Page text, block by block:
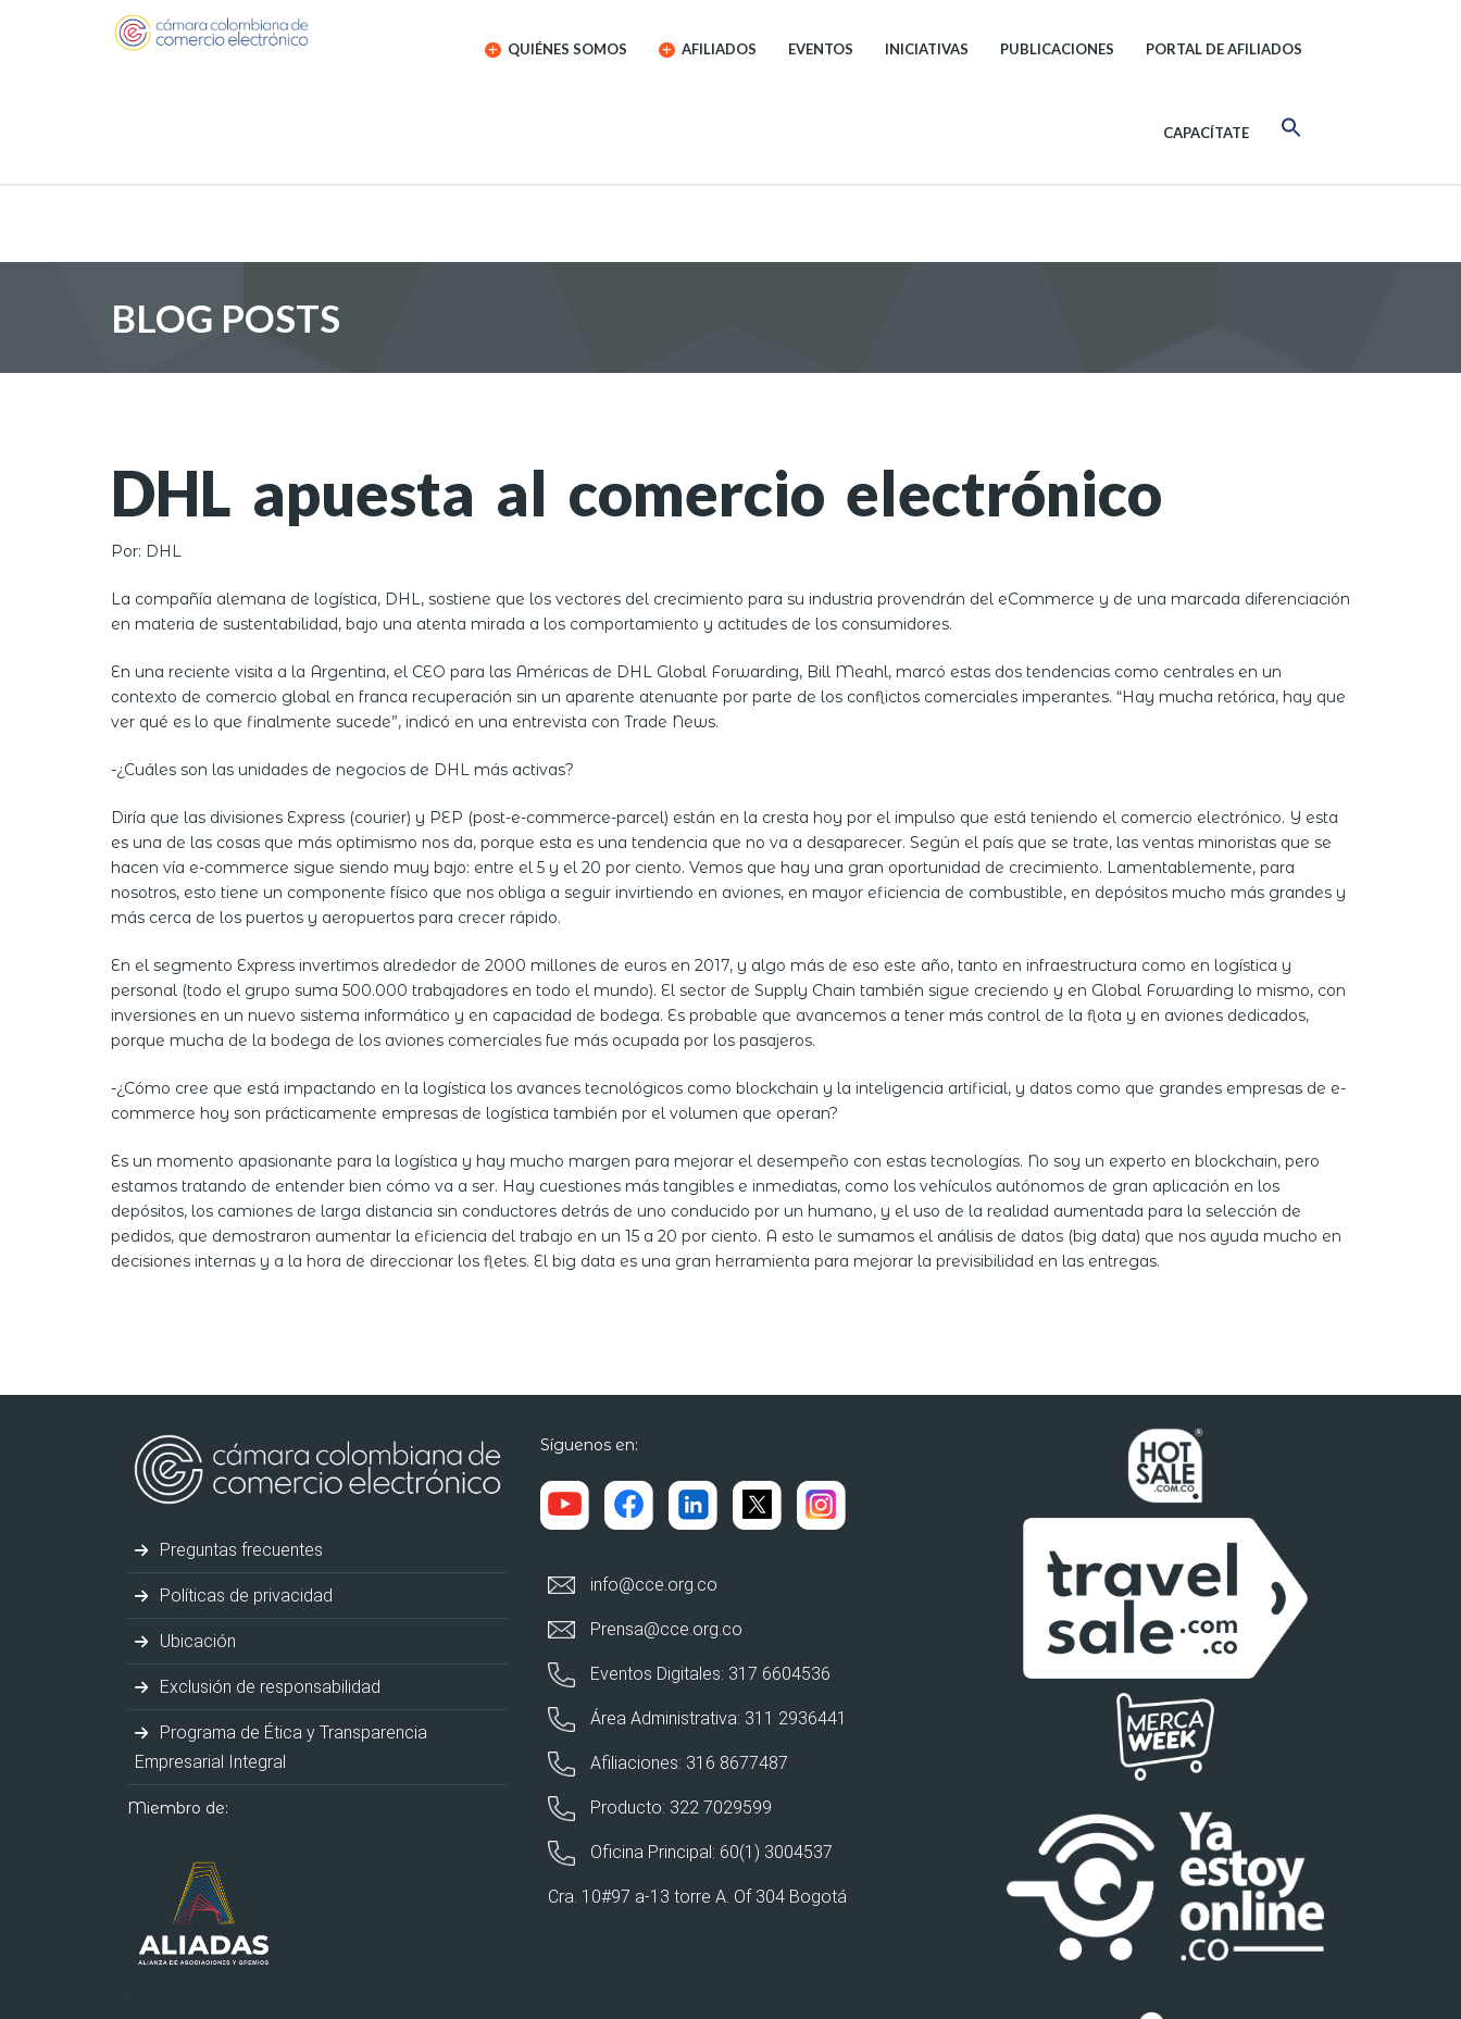
QUIÉNES SOMOS AFILIADOS EVENTOS INICIATIVAS PUBLICACIONES PORTAL DE AFILIADOS
CAPACÍTATE
BLOG POSTS
DHL apuesta al comercio electrónico
Por: DHL
La compañía alemana de logística, DHL, sostiene que los vectores del crecimiento para su industria provendrán del eCommerce y de una marcada diferenciación
en materia de sustentabilidad, bajo una atenta mirada a los comportamiento y actitudes de los consumidores.
En una reciente visita a la Argentina, el CEO para las Américas de DHL Global Forwarding, Bill Meahl, marcó estas dos tendencias como centrales en un
contexto de comercio global en franca recuperación sin un aparente atenuante por parte de los conflictos comerciales imperantes. “Hay mucha retórica, hay que
ver qué es lo que finalmente sucede”, indicó en una entrevista con Trade News.
-¿Cuáles son las unidades de negocios de DHL más activas?
Diría que las divisiones Express (courier) y PEP (post-e-commerce-parcel) están en la cresta hoy por el impulso que está teniendo el comercio electrónico. Y esta
es una de las cosas que más optimismo nos da, porque esta es una tendencia que no va a desaparecer. Según el país que se trate, las ventas minoristas que se
hacen vía e-commerce sigue siendo muy bajo: entre el 5 y el 20 por ciento. Vemos que hay una gran oportunidad de crecimiento. Lamentablemente, para
nosotros, esto tiene un componente físico que nos obliga a seguir invirtiendo en aviones, en mayor eficiencia de combustible, en depósitos mucho más grandes y
más cerca de los puertos y aeropuertos para crecer rápido.
En el segmento Express invertimos alrededor de 2000 millones de euros en 2017, y algo más de eso este año, tanto en infraestructura como en logística y
personal (todo el grupo suma 500.000 trabajadores en todo el mundo). El sector de Supply Chain también sigue creciendo y en Global Forwarding lo mismo, con
inversiones en un nuevo sistema informático y en capacidad de bodega. Es probable que avancemos a tener más control de la flota y en aviones dedicados,
porque mucha de la bodega de los aviones comerciales fue más ocupada por los pasajeros.
-¿Cómo cree que está impactando en la logística los avances tecnológicos como blockchain y la inteligencia artificial, y datos como que grandes empresas de e-
commerce hoy son prácticamente empresas de logística también por el volumen que operan?
Es un momento apasionante para la logística y hay mucho margen para mejorar el desempeño con estas tecnologías. No soy un experto en blockchain, pero
estamos tratando de entender bien cómo va a ser. Hay cuestiones más tangibles e inmediatas, como los vehículos autónomos de gran aplicación en los
depósitos, los camiones de larga distancia sin conductores detrás de uno conducido por un humano, y el uso de la realidad aumentada para la selección de
pedidos, que demostraron aumentar la eficiencia del trabajo en un 15 a 20 por ciento. A esto le sumamos el análisis de datos (big data) que nos ayuda mucho en
decisiones internas y a la hora de direccionar los fletes. El big data es una gran herramienta para mejorar la previsibilidad en las entregas.
Preguntas frecuentes
Políticas de privacidad
Ubicación
Exclusión de responsabilidad
Programa de Ética y Transparencia
Empresarial Integral
Miembro de:
Síguenos en:
info@cce.org.co
Prensa@cce.org.co
Eventos Digitales: 317 6604536
Área Administrativa: 311 2936441
Afiliaciones: 316 8677487
Producto: 322 7029599
Oficina Principal: 60(1) 3004537
Cra. 10#97 a-13 torre A. Of 304 Bogotá